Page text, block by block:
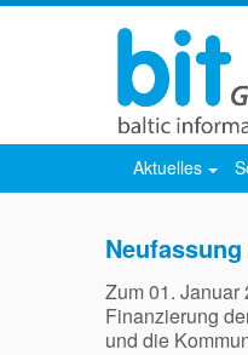
Aktuelles
Zum 01.
Finanzierung
und die